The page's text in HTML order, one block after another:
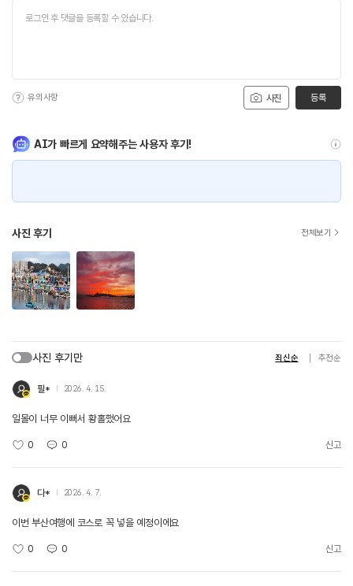
사진
유의사항 등록
AI가 빠르게 요약해주는 사용자 후기!
사진 후기 전체보기
사진 후기만 최신순 추천순
필* 2026. 4. 15.
일몰이 너무 이뻐서 황홀했어요
0 0 신고
다* 2026. 4. 7.
이번 부산여행에 코스로 꼭 넣을 예정이에요
0 0 신고